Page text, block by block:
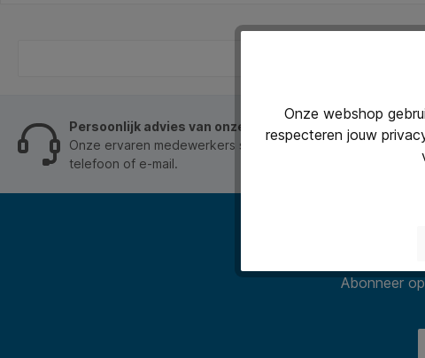
Persoonlijk advies van onze klantenservice
Onze ervaren medewerkers staan je graag op werkdagen
telefoon of e-mail.
Abonneer
Onze webshop
respecteren jouw